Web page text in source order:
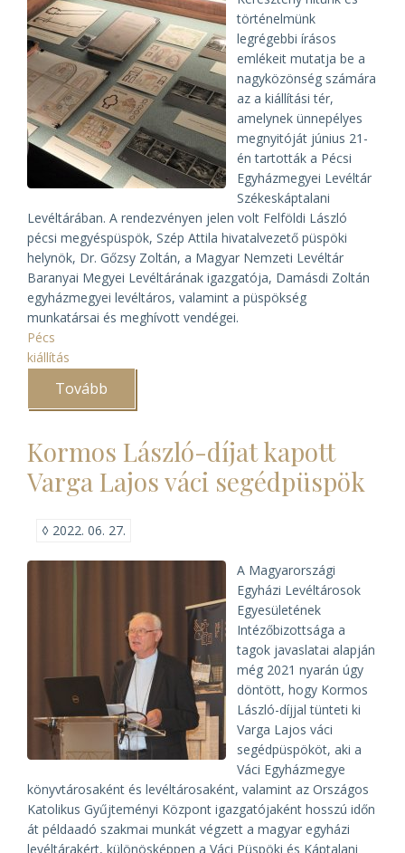
történelmünk
legrégebbi írásos
emlékeit mutatja be a
nagyközönség számára
az a kiállítási tér,
amelynek ünnepélyes
megnyitóját június 21-
én tartották a Pécsi
Egyházmegyei Levéltár
Székeskáptalani
Levéltárában. A rendezvényen jelen volt Felföldi László
pécsi megyéspüspök, Szép Attila hivatalvezető püspöki
helynök, Dr. Gőzsy Zoltán, a Magyar Nemzeti Levéltár
Baranyai Megyei Levéltárának igazgatója, Damásdi Zoltán
egyházmegyei levéltáros, valamint a püspökség
munkatársai és meghívott vendégei.
Pécs
kiállítás
Tovább
a
Egyházmegyei
Levéltárban)
Kormos László-díjat kapott
Varga Lajos váci segédpüspök
◊ 2022. 06. 27.
A Magyarországi
Egyházi Levéltárosok
Egyesületének
Intézőbizottsága a
tagok javaslatai alapján
még 2021 nyarán úgy
döntött, hogy Kormos
László-díjjal tünteti ki
Varga Lajos váci
segédpüspököt, aki a
Váci Egyházmegye
könyvtárosaként és levéltárosaként, valamint az Országos
Katolikus Gyűjteményi Központ igazgatójaként hosszú időn
át példaadó szakmai munkát végzett a magyar egyházi
levéltárakért, különösképpen a Váci Püspöki és Káptalani